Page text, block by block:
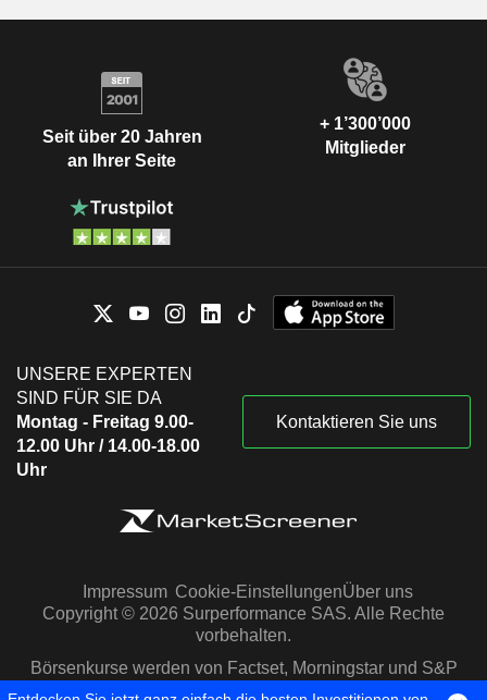
Seit über 20 Jahren
an Ihrer Seite
+ 1’300’000
Mitglieder
UNSERE EXPERTEN
SIND FÜR SIE DA
Montag - Freitag 9.00-
12.00 Uhr / 14.00-18.00
Uhr
Kontaktieren Sie uns
Impressum Cookie-EinstellungenÜber uns
Copyright © 2026 Surperformance SAS. Alle Rechte
vorbehalten.
Börsenkurse werden von Factset, Morningstar und S&P
Capital IQ zur Verfügung gestellt